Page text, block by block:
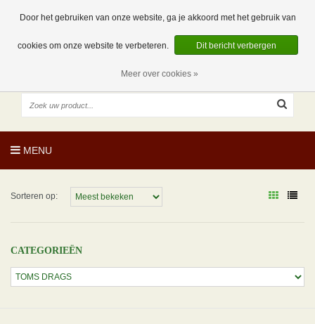
0 Artikelen
NL
EUR
MENU
Sorteren op:
CATEGORIEËN
Door het gebruiken van onze website, ga je akkoord met het gebruik van
cookies om onze website te verbeteren. Dit bericht verbergen
Meer over cookies »